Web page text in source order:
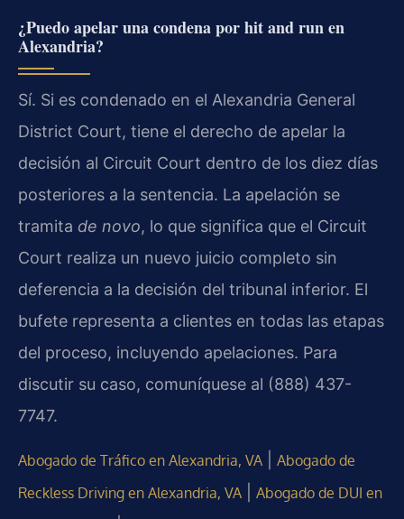
¿Puedo apelar una condena por hit and run en
Alexandria?
Sí. Si es condenado en el Alexandria General
District Court, tiene el derecho de apelar la
decisión al Circuit Court dentro de los diez días
posteriores a la sentencia. La apelación se
tramita de novo, lo que significa que el Circuit
Court realiza un nuevo juicio completo sin
deferencia a la decisión del tribunal inferior. El
bufete representa a clientes en todas las etapas
del proceso, incluyendo apelaciones. Para
discutir su caso, comuníquese al (888) 437-
7747.
Abogado de Tráfico en Alexandria, VA
Abogado de
Reckless Driving en Alexandria, VA
Abogado de DUI en